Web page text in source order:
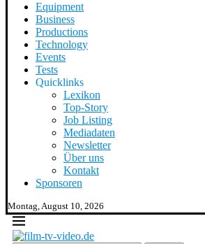
Equipment
Business
Productions
Technology
Events
Tests
Quicklinks
Lexikon
Top-Story
Job Listing
Mediadaten
Newsletter
Über uns
Kontakt
Sponsoren
Montag, August 10, 2026